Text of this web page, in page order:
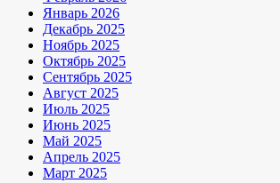
Январь 2026
Декабрь 2025
Ноябрь 2025
Октябрь 2025
Сентябрь 2025
Август 2025
Июль 2025
Июнь 2025
Май 2025
Апрель 2025
Март 2025